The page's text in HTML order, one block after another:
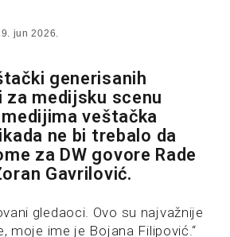
jun 2026.
generisanih
medijsku scenu
veštačka
ne bi trebalo da
za DW govore Rade
Gavrilović.
gledaoci. Ovo su najvažnije
moje ime je Bojana Filipović.“